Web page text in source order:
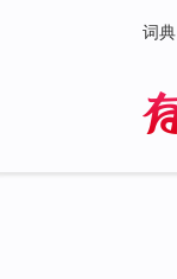
词典